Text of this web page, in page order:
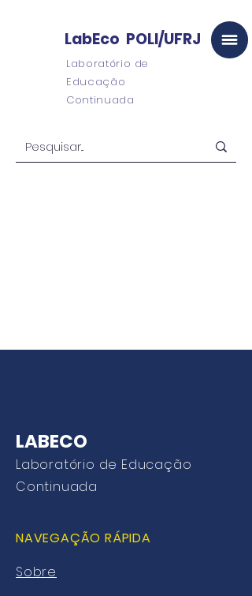
LabEco POLI/UFRJ
Laboratório de
Educação
Continuada
LABECO
Laboratório de Educação
Continuada
NAVEGAÇÃO RÁPIDA
Sobre